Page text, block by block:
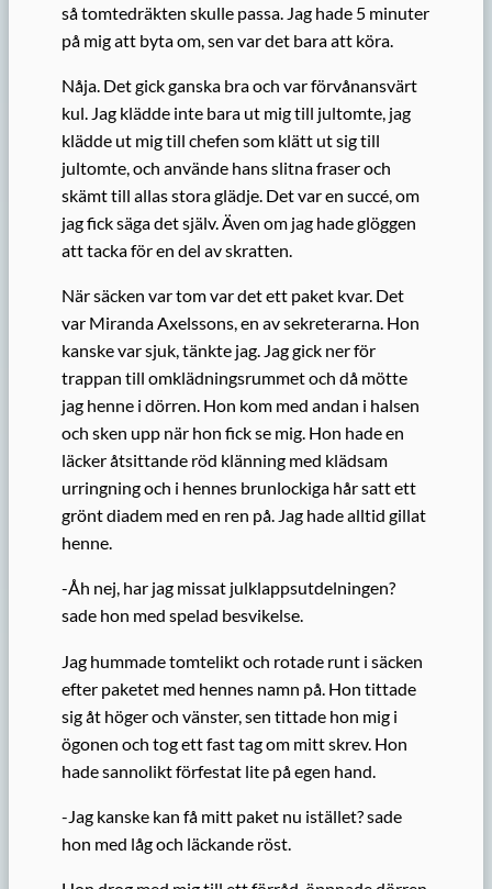
så tomtedräkten skulle passa. Jag hade 5 minuter
på mig att byta om, sen var det bara att köra.
Nåja. Det gick ganska bra och var förvånansvärt
kul. Jag klädde inte bara ut mig till jultomte, jag
klädde ut mig till chefen som klätt ut sig till
jultomte, och använde hans slitna fraser och
skämt till allas stora glädje. Det var en succé, om
jag fick säga det själv. Även om jag hade glöggen
att tacka för en del av skratten.
När säcken var tom var det ett paket kvar. Det
var Miranda Axelssons, en av sekreterarna. Hon
kanske var sjuk, tänkte jag. Jag gick ner för
trappan till omklädningsrummet och då mötte
jag henne i dörren. Hon kom med andan i halsen
och sken upp när hon fick se mig. Hon hade en
läcker åtsittande röd klänning med klädsam
urringning och i hennes brunlockiga hår satt ett
grönt diadem med en ren på. Jag hade alltid gillat
henne.
-Åh nej, har jag missat julklappsutdelningen?
sade hon med spelad besvikelse.
Jag hummade tomtelikt och rotade runt i säcken
efter paketet med hennes namn på. Hon tittade
sig åt höger och vänster, sen tittade hon mig i
ögonen och tog ett fast tag om mitt skrev. Hon
hade sannolikt förfestat lite på egen hand.
-Jag kanske kan få mitt paket nu istället? sade
hon med låg och läckande röst.